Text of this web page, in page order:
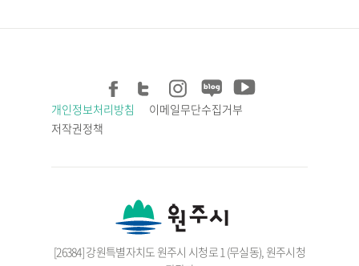
개인정보처리방침
이메일무단수집거부
저작권정책
[26384] 강원특별자치도 원주시 시청로 1 (무실동), 원주시청